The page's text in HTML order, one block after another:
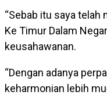
“Sebab itu saya telah
Ke Timur Dalam
keusahawanan.
“Dengan adanya
keharmonian lebih